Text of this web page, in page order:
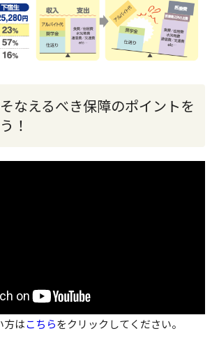
なえるべき保障のポイントを
！
方はこちらをクリックしてください。